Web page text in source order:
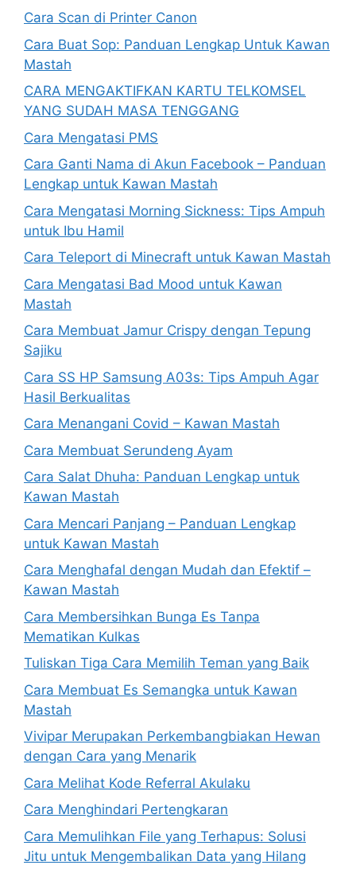
Cara Scan di Printer Canon
Cara Buat Sop: Panduan Lengkap Untuk Kawan
Mastah
CARA MENGAKTIFKAN KARTU TELKOMSEL
YANG SUDAH MASA TENGGANG
Cara Mengatasi PMS
Cara Ganti Nama di Akun Facebook – Panduan
Lengkap untuk Kawan Mastah
Cara Mengatasi Morning Sickness: Tips Ampuh
untuk Ibu Hamil
Cara Teleport di Minecraft untuk Kawan Mastah
Cara Mengatasi Bad Mood untuk Kawan
Mastah
Cara Membuat Jamur Crispy dengan Tepung
Sajiku
Cara SS HP Samsung A03s: Tips Ampuh Agar
Hasil Berkualitas
Cara Menangani Covid – Kawan Mastah
Cara Membuat Serundeng Ayam
Cara Salat Dhuha: Panduan Lengkap untuk
Kawan Mastah
Cara Mencari Panjang – Panduan Lengkap
untuk Kawan Mastah
Cara Menghafal dengan Mudah dan Efektif –
Kawan Mastah
Cara Membersihkan Bunga Es Tanpa
Mematikan Kulkas
Tuliskan Tiga Cara Memilih Teman yang Baik
Cara Membuat Es Semangka untuk Kawan
Mastah
Vivipar Merupakan Perkembangbiakan Hewan
dengan Cara yang Menarik
Cara Melihat Kode Referral Akulaku
Cara Menghindari Pertengkaran
Cara Memulihkan File yang Terhapus: Solusi
Jitu untuk Mengembalikan Data yang Hilang